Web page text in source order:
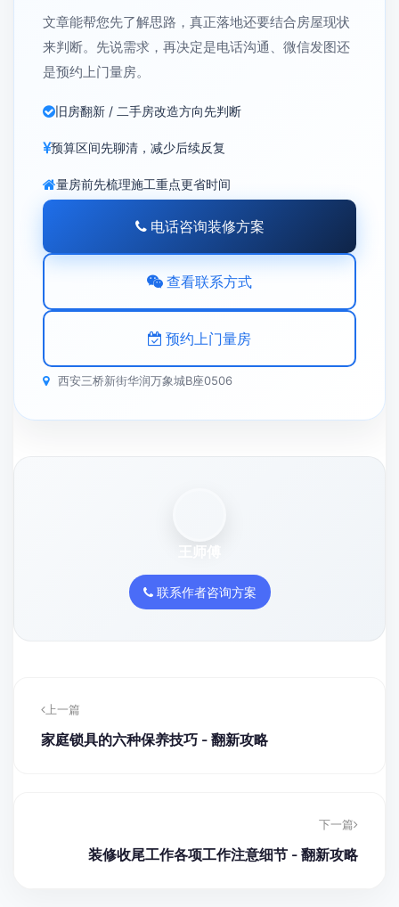
文章能帮您先了解思路，真正落地还要结合房屋现状
来判断。先说需求，再决定是电话沟通、微信发图还
是预约上门量房。
旧房翻新 / 二手房改造方向先判断
预算区间先聊清，减少后续反复
量房前先梳理施工重点更省时间
电话咨询装修方案
查看联系方式
预约上门量房
西安三桥新街华润万象城B座0506
王师傅
联系作者咨询方案
上一篇
家庭锁具的六种保养技巧 - 翻新攻略
下一篇
装修收尾工作各项工作注意细节 - 翻新攻略